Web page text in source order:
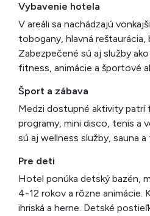
Vybavenie hotela
V areáli sa nachádzajú
tobogany, hlavná reštaurácia,
Zabezpečené sú aj služby
fitness, animácie a športové
Šport a zábava
Medzi dostupné aktivity patrí
programy, mini disco, tenis a
sú aj wellness služby, sauna
Pre deti
Hotel ponúka detský bazén,
4-12 rokov a rôzne animácie.
ihriská a herne. Detské